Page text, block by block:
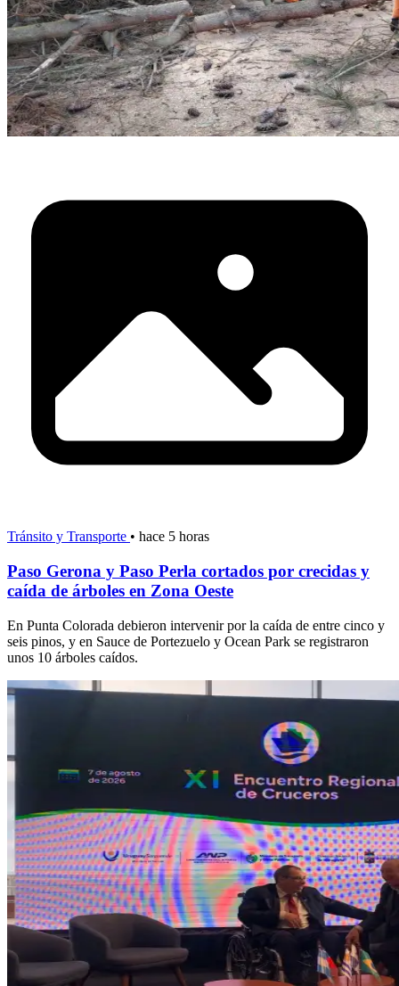
Tránsito y Transporte • hace 5 horas
Paso Gerona y Paso Perla cortados por crecidas y
caída de árboles en Zona Oeste
En Punta Colorada debieron intervenir por la caída de entre cinco y
seis pinos, y en Sauce de Portezuelo y Ocean Park se registraron
unos 10 árboles caídos.